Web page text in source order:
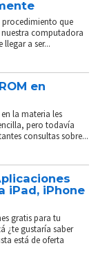
que
computadora
a ser...
en
la materia les
pero todavía
consultas sobre...
iPad, iPhone
gratis para tu
¿te gustaría saber
está de oferta